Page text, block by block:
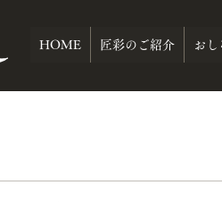
HOME 匠彩のご紹介 おし